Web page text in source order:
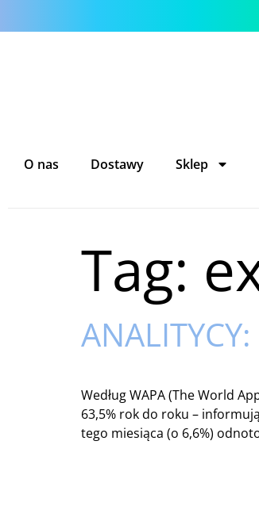
O nas Dostawy Sklep
Tag:
Według WAPA (The World
63,5% rok do roku –
tego miesiąca (o 6,6%)